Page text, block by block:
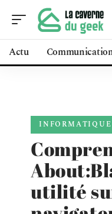
Actu
INFORMATIQUE
utilité